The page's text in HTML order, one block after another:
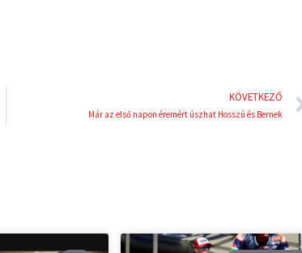
KÖVETKEZŐ
Már az első napon éremért úszhat Hosszú és Bernek